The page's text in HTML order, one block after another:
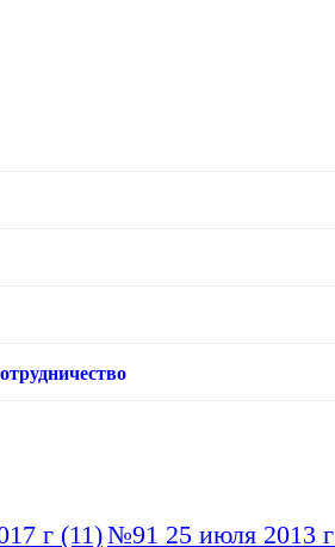
г (11)№91 25 июля 2013 г